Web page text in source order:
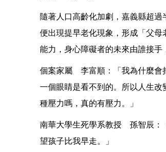
隨著人口高齡化加劇，嘉義縣超
便出現提早老化現象，形成「父
能力，身心障礙者的未來由誰接手
個案家屬 李富順：「我為什麼會
一個眼睛是看不到的。所以人生
種壓力嗎，真的有壓力。」
南華大學生死學系教授 孫智辰：
望孩子比我早走。」